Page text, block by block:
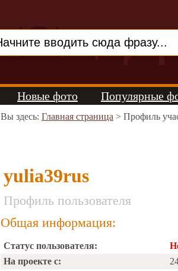
Новые фото Популярные
Вы здесь: Главная страница > Профиль
yulia39rus
Профиль пользователя
Общая информация:
Статус пользователя:
На проекте с: